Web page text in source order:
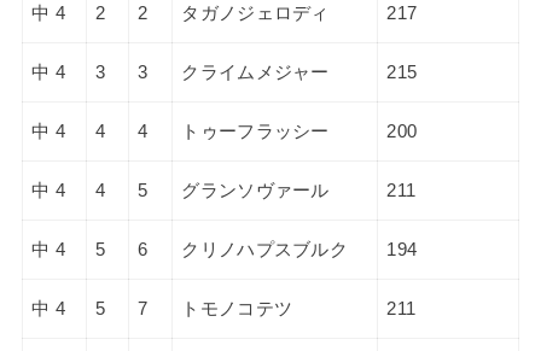
中 4 2 2 タガノジェロディ 217
中 4 3 3 クライムメジャー 215
中 4 4 4 トゥーフラッシー 200
中 4 4 5 グランソヴァール 211
中 4 5 6 クリノハプスブルク 194
中 4 5 7 トモノコテツ 211